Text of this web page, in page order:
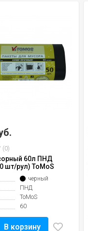
(0)
60л ПНД
шт/рул) ToMoS
черный
ПНД
ToMoS
60
В корзину